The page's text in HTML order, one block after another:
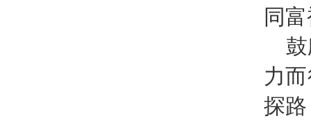
同
力
探